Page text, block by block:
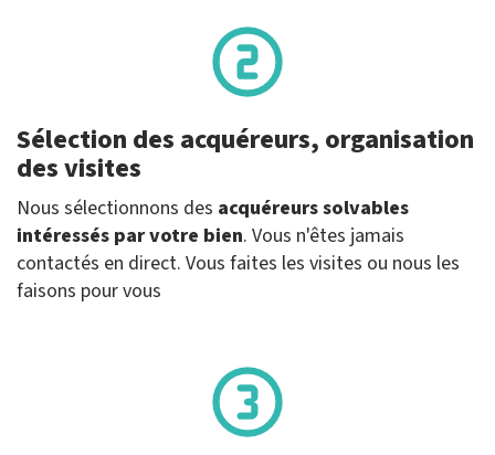
Sélection des acquéreurs, organisation
des visites
Nous sélectionnons des acquéreurs solvables
intéressés par votre bien. Vous n'êtes jamais
contactés en direct. Vous faites les visites ou nous les
faisons pour vous